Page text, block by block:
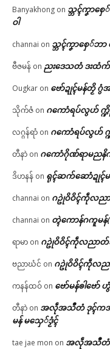
Banyakhong on သ္ဘၚ်ကၞာစှ
ဝါ
channai on သ္ဘၚ်ကၞာစှေ်ဘာ
ဗီဇမန် on ညးဒေသတံ ဒးထံ
Ougkar on ဗော်ဍုၚ်မန်တၟိ ဂွံအ
သိုက်ဇံ on ဂကောံရပ်လွဟ် က္ဍို
လဂ္ဂန်ရာံ on ဂကောံရပ်လွဟ် က္
တီနာဲ on ဂကောံဂိုဏ်ရာမညနိ
ဒိဟနန် on ရုၚ်ဆက်ဆောံဍုၚ်
channai on ဂဥုဲဝိဝိၚ်ကဵုလည
channai on တ္ၚဲကောန်ဂကူမ
ရာမာ on ဂဥုဲဝိဝိၚ်ကဵုလညာတ်
ဗညာဃံင် on ဂဥုဲဝိဝိၚ်ကဵုလည
ကနန်ထဝ် on ဗော်မန်ၜါဗော်
တီနာဲ on အလဵုအသဳတံ ဒုၚ်ကအ်ပ
မန် မသှေ်ဒၟံၚ်
tae jae mon on အလဵုအသဳတံ ဒု